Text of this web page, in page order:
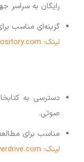
رایگان به سراسر
گزینه‌ای مناسب
لینک: bookdepository.com
دسترسی به
صوتی.
مناسب برای
لینک: overdrive.com